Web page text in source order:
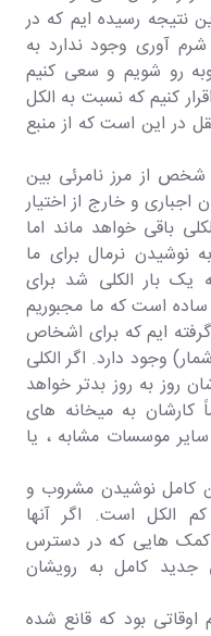
نتیجه رسیده ایم که در
آوری وجود ندارد به
رو شویم و سعی کنیم
کنیم که نسبت به الکل
در این است که از منبع
از مرز نامرئی بین
اجباری و خارج از اختیار
باقی خواهد ماند اما
نوشیدن نرمال برای ما
یک بار الکلی شد برای
است که ما مجبوریم
ایم که برای اشخاص
وجود دارد. اگر الکلی
روز به روز بدتر خواهد
به میخانه‌ های
موسسات مشابه ، یا
کامل نوشیدن مشروب و
الکل است. اگر آنها
کمک هایی که در دسترس
جدید کامل به رویشان
بود که قانع شده